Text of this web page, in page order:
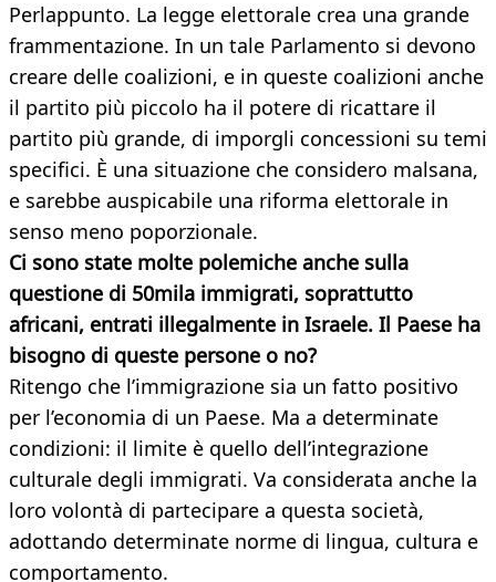
Perlappunto. La legge elettorale crea una grande
frammentazione. In un tale Parlamento si devono
creare delle coalizioni, e in queste coalizioni anche
il partito più piccolo ha il potere di ricattare il
partito più grande, di imporgli concessioni su temi
specifici. È una situazione che considero malsana,
e sarebbe auspicabile una riforma elettorale in
senso meno poporzionale.
Ci sono state molte polemiche anche sulla
questione di 50mila immigrati, soprattutto
africani, entrati illegalmente in Israele. Il Paese ha
bisogno di queste persone o no?
Ritengo che l’immigrazione sia un fatto positivo
per l’economia di un Paese. Ma a determinate
condizioni: il limite è quello dell’integrazione
culturale degli immigrati. Va considerata anche la
loro volontà di partecipare a questa società,
adottando determinate norme di lingua, cultura e
comportamento.